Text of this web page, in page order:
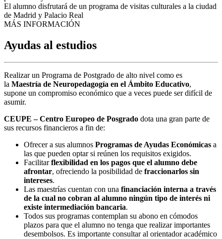
El alumno disfrutará de un programa de visitas culturales a la ciudad
de Madrid y Palacio Real
MÁS INFORMACIÓN
Ayudas al estudios
Realizar un Programa de Postgrado de alto nivel como es
la Maestría de Neuropedagogía en el Ámbito Educativo,
supone un compromiso económico que a veces puede ser difícil de
asumir.
CEUPE – Centro Europeo de Posgrado dota una gran parte de
sus recursos financieros a fin de:
Ofrecer a sus alumnos Programas de Ayudas Económicas a
las que pueden optar si reúnen los requisitos exigidos.
Facilitarflexibilidad en los pagos que el alumno debe
afrontar, ofreciendo la posibilidad de fraccionarlos sin
intereses.
Las maestrías cuentan con una financiación interna a través
de la cual no cobran al alumno ningún tipo de interés ni
existe intermediación bancaria.
Todos sus programas contemplan su abono en cómodos
plazos para que el alumno no tenga que realizar importantes
desembolsos. Es importante consultar al orientador académico